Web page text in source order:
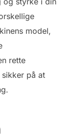
model,
rette
på at